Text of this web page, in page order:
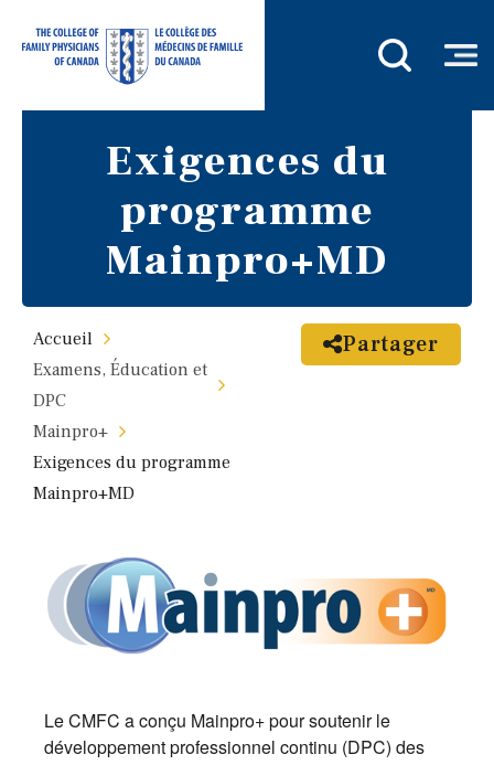
Exigences du
programme
Mainpro+MD
Accueil
Examens, Éducation et
DPC
Mainpro+
Exigences du programme
Mainpro+MD
Partager
Le CMFC a conçu Mainpro+ pour soutenir le
développement professionnel continu (DPC) des